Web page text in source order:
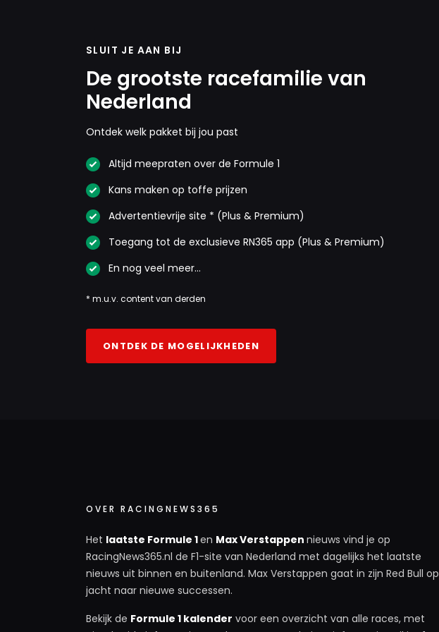
SLUIT JE AAN BIJ
De grootste racefamilie van
Nederland
Ontdek welk pakket bij jou past
Altijd meepraten over de Formule 1
Kans maken op toffe prijzen
Advertentievrije site * (Plus & Premium)
Toegang tot de exclusieve RN365 app (Plus & Premium)
En nog veel meer…
* m.u.v. content van derden
ONTDEK DE MOGELIJKHEDEN
OVER RACINGNEWS365
Het laatste Formule 1en Max Verstappen nieuws vind je op
RacingNews365.nl de F1-site van Nederland met dagelijks het laatste
nieuws uit binnen en buitenland. Max Verstappen gaat in zijn Red Bull op
jacht naar nieuwe successen.
Bekijk de Formule 1 kalender voor een overzicht van alle races, met